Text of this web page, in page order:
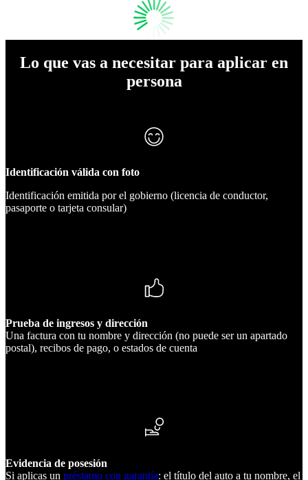
Lo que vas a necesitar para aplicar en
persona
Identificación válida con foto
Identificación emitida por el gobierno (licencia de conductor,
pasaporte o tarjeta consular)
Prueba de ingresos y dirección
Una factura con tu nombre y dirección (no puede ser un apartado
postal), recibos de pago, o estados de cuenta
Evidencia de posesión
Si aplicas un préstamo con garantía: el título del auto a tu nombre, el